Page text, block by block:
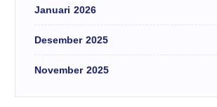
Januari 2026
Desember 2025
November 2025